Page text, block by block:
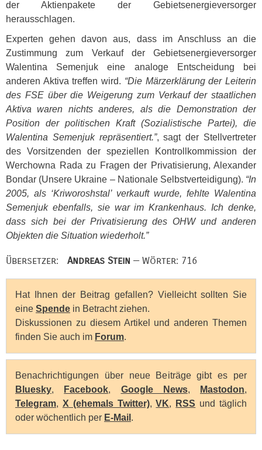
der Aktienpakete der Gebietsenergieversorger
herausschlagen.
Experten gehen davon aus, dass im Anschluss an die
Zustimmung zum Verkauf der Gebietsenergieversorger
Walentina Semenjuk eine analoge Entscheidung bei
anderen Aktiva treffen wird. “Die Märzerklärung der Leiterin
des FSEüber die Weigerung zum Verkauf der staatlichen
Aktiva waren nichts anderes, als die Demonstration der
Position der politischen Kraft (Sozialistische Partei), die
Walentina Semenjuk repräsentiert.”, sagt der Stellvertreter
des Vorsitzenden der speziellen Kontrollkommission der
Werchowna Rada zu Fragen der Privatisierung, Alexander
Bondar (Unsere Ukraine – Nationale Selbstverteidigung). “In
2005, als ‘Kriworoshstal’ verkauft wurde, fehlte Walentina
Semenjuk ebenfalls, sie war im Krankenhaus. Ich denke,
dass sich bei der Privatisierung des OHWund anderen
Objekten die Situation wiederholt.”
Übersetzer: Andreas Stein — Wörter: 716
Hat Ihnen der Beitrag gefallen? Vielleicht sollten Sie
eine Spende in Betracht ziehen.
Diskussionen zu diesem Artikel und anderen Themen
finden Sie auch im Forum.
Benachrichtigungen über neue Beiträge gibt es per
Bluesky, Facebook, Google News, Mastodon,
Telegram, X (ehemals Twitter),VK, RSS und täglich
oder wöchentlich per E-Mail .